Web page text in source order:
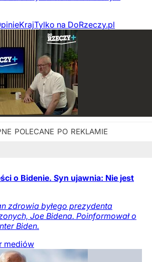
KrajTylko na DoRzeczy.pl
o Bidenie. Syn ujawnia: Nie jest
zdrowia byłego prezydenta
Joe Bidena. Poinformował o
Biden.
mediów